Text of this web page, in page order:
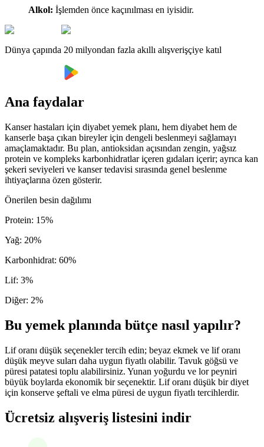
Alkol: İşlemden önce kaçınılması en iyisidir.
Dünya çapında 20 milyondan fazla akıllı alışverişçiye katıl
Ana faydalar
Kanser hastaları için diyabet yemek planı, hem diyabet hem de
kanserle başa çıkan bireyler için dengeli beslenmeyi sağlamayı
amaçlamaktadır. Bu plan, antioksidan açısından zengin, yağsız
protein ve kompleks karbonhidratlar içeren gıdaları içerir; ayrıca kan
şekeri seviyeleri ve kanser tedavisi sırasında genel beslenme
ihtiyaçlarına özen gösterir.
Önerilen besin dağılımı
Protein: 15%
Yağ: 20%
Karbonhidrat: 60%
Lif: 3%
Diğer: 2%
Bu yemek planında bütçe nasıl yapılır?
Lif oranı düşük seçenekler tercih edin; beyaz ekmek ve lif oranı
düşük meyve suları daha uygun fiyatlı olabilir. Tavuk göğsü ve
püresi patatesi toplu alabilirsiniz. Yunan yoğurdu ve lor peyniri
büyük boylarda ekonomik bir seçenektir. Lif oranı düşük bir diyet
için konserve şeftali ve elma püresi de uygun fiyatlı tercihlerdir.
Ücretsiz alışveriş listesini indir